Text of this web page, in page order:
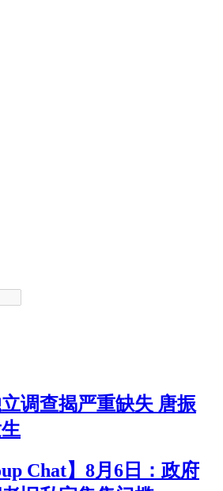
调查揭严重缺失 唐振
Chat】8月6日：政府